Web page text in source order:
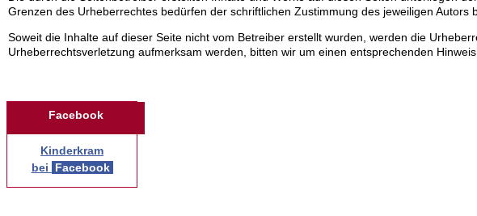
Grenzen des Urheberrechtes bedürfen der schriftlichen Zustimmung des jeweiligen
Soweit die Inhalte auf dieser Seite nicht vom Betreiber erstellt wurden, werden die
Urheberrechtsverletzung aufmerksam werden, bitten wir um einen entsprechenden
Facebook
Kinderkram
bei
Facebook